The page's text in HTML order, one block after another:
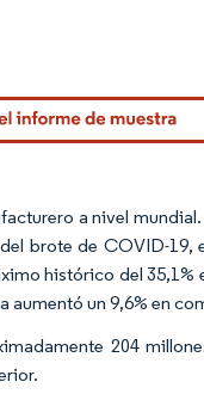
a nivel
brote de COVID-19,
histórico del 35,1%
un 9,6% en
204